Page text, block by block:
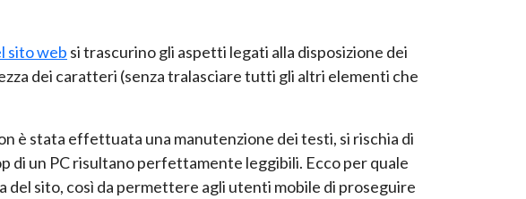
sito web si trascurino gli aspetti legati alla disposizione dei
dei caratteri (senza tralasciare tutti gli altri elementi che
è stata effettuata una manutenzione dei testi, si rischia di
un PC risultano perfettamente leggibili. Ecco per quale
sito, così da permettere agli utenti mobile di proseguire